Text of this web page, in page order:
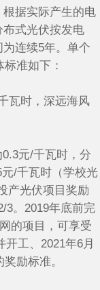
根据实际产生的电
式光伏按发电
连续5年。单个
准如下：
瓦时，深远海风
元/千瓦时，分
/千瓦时（学校光
产光伏项目奖励
3。2019年底前完
的项目，可享受
工、2021年6月
励标准。